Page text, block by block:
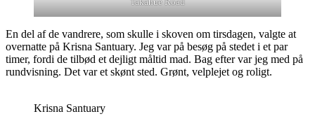
En del af de vandrere, som skulle i skoven om tirsdagen, valgte at
overnatte på Krisna Santuary. Jeg var på besøg på stedet i et par
timer, fordi de tilbød et dejligt måltid mad. Bag efter var jeg med på
rundvisning. Det var et skønt sted. Grønt, velplejet og roligt.
Krisna Santuary